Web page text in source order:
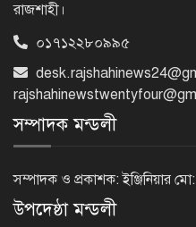
রাজশাহী।
০১৭১২২৮০৯৯৫
সম্পাদক মন্ডলী
সম্পাদক ও প্রকাশক: ইঞ্জিনিয়ার
উপদেষ্ঠা মন্ডলী